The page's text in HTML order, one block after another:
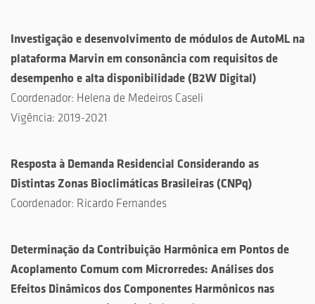
Investigação e desenvolvimento de módulos de AutoML na
plataforma Marvin em consonância com requisitos de
desempenho e alta disponibilidade ( B2W Digital )
Coordenador: Helena de Medeiros Caseli
Vigência: 2019-2021
Resposta à Demanda Residencial Considerando as
Distintas Zonas Bioclimáticas Brasileiras (CNPq)
Coordenador: Ricardo Fernandes
Determinação da Contribuição Harmônica em Pontos de
Acoplamento Comum com Microrredes: Análises dos
Efeitos Dinâmicos dos Componentes Harmônicos nas